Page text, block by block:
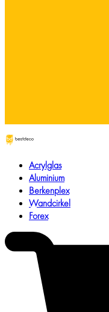
Acrylglas
Aluminium
Berkenplex
Wandcirkel
Forex